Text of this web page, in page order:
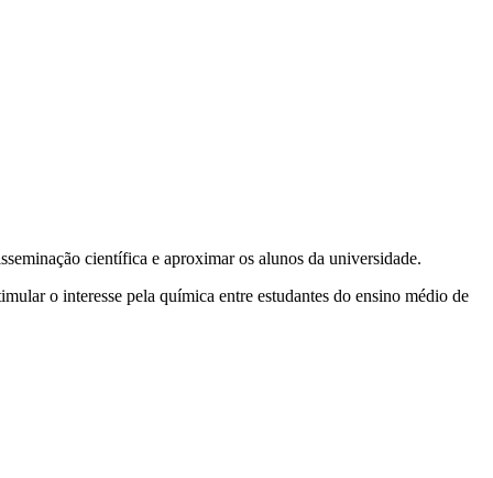
científica e aproximar os alunos da universidade.
o interesse pela química entre estudantes do ensino médio de